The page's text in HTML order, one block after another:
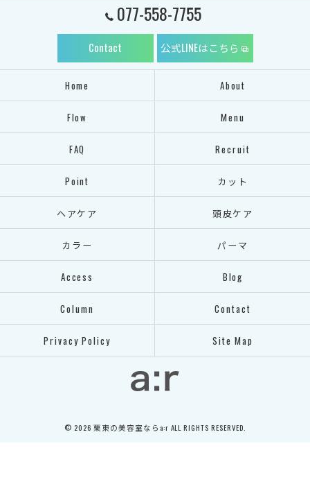
077-558-7755
Contact 公式LINEはこちら
Home About
Flow Menu
FAQ Recruit
Point カット
ヘアケア 頭皮ケア
カラー パーマ
Access Blog
Column Contact
Privacy Policy Site Map
© 2026 栗東の美容室ならa:r ALL RIGHTS RESERVED.